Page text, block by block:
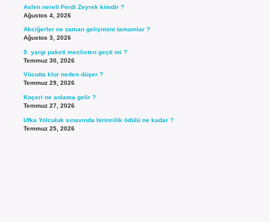
Aslen nereli Ferdi Zeyrek kimdir ?
Ağustos 4, 2026
Akciğerler ne zaman gelişimini tamamlar ?
Ağustos 3, 2026
9. yargı paketi meclisten geçti mi ?
Temmuz 30, 2026
Vücutta klor neden düşer ?
Temmuz 29, 2026
Koçeri ne anlama gelir ?
Temmuz 27, 2026
Ufka Yolculuk sınavında birincilik ödülü ne kadar ?
Temmuz 25, 2026